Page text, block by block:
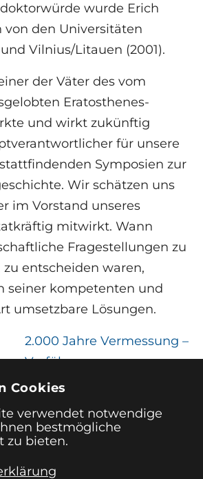
Cookies
verwendet notwendige
bestmögliche
zu bieten.
wurde Erich
von den Universitäten
Vilnius/Litauen (2001).
der Väter des vom
Eratosthenes-
und wirkt zukünftig
für unsere
Symposien zur
Wir schätzen uns
im Vorstand unseres
mitwirkt. Wann
Fragestellungen zu
entscheiden waren,
seiner kompetenten und
umsetzbare Lösungen.
2.000 Jahre Vermessung –
Vorführung unseres
Förderkreises